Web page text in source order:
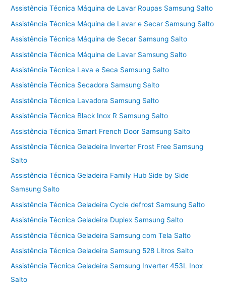
Assistência Técnica Máquina de Lavar Roupas Samsung Salto
Assistência Técnica Máquina de Lavar e Secar Samsung Salto
Assistência Técnica Máquina de Secar Samsung Salto
Assistência Técnica Máquina de Lavar Samsung Salto
Assistência Técnica Lava e Seca Samsung Salto
Assistência Técnica Secadora Samsung Salto
Assistência Técnica Lavadora Samsung Salto
Assistência Técnica Black Inox R Samsung Salto
Assistência Técnica Smart French Door Samsung Salto
Assistência Técnica Geladeira Inverter Frost Free Samsung
Salto
Assistência Técnica Geladeira Family Hub Side by Side
Samsung Salto
Assistência Técnica Geladeira Cycle defrost Samsung Salto
Assistência Técnica Geladeira Duplex Samsung Salto
Assistência Técnica Geladeira Samsung com Tela Salto
Assistência Técnica Geladeira Samsung 528 Litros Salto
Assistência Técnica Geladeira Samsung Inverter 453L Inox
Salto